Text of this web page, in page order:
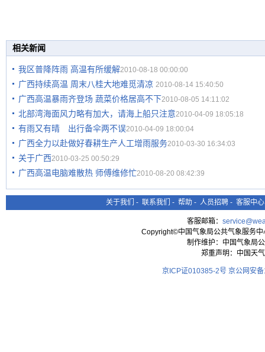
相关新闻
我区普降阵雨 高温有所缓解2010-08-18 00:00:00
广西持续高温 周末八桂大地难觅清凉 2010-08-14 15:40:50
广西高温暴雨齐登场 蔬菜价格居高不下2010-08-05 14:11:02
北部湾海面风力略有加大，请海上船只注意2010-04-09 18:05:18
有雨又有晴 出行备伞两不误2010-04-09 18:00:04
广西全力以赴做好春耕生产人工增雨服务2010-03-30 16:34:03
关于广西2010-03-25 00:50:29
广西高温电脑难散热 师傅维修忙2010-08-20 08:42:39
关于我们 - 联系我们 - 帮助 - 人员招聘 - 客服中心
客服邮箱：
Copyright©中国气象局公共气象服务
制作维护：中国气象局
郑重声明：中国天
京ICP证010385-2号 京公网安